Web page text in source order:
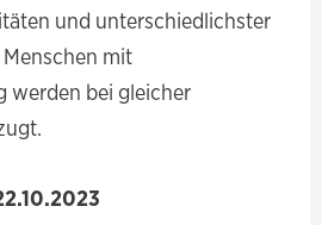
und unterschiedlichster
mit
werden bei gleicher